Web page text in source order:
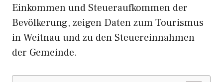
Einkommen und Steueraufkommen der
Bevölkerung, zeigen Daten zum Tourismus
in Weitnau und zu den Steuereinnahmen
der Gemeinde.